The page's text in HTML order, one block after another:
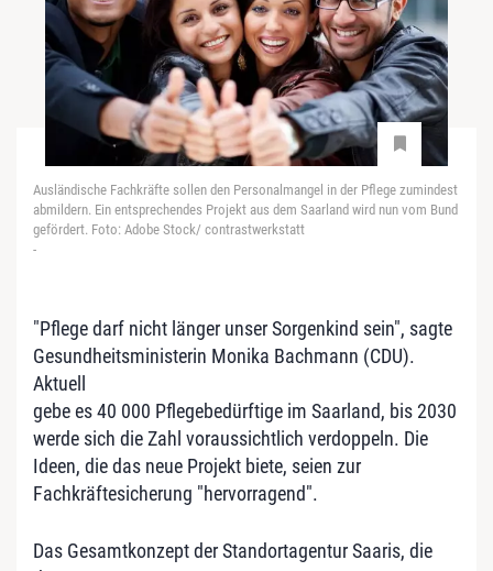
Ausländische Fachkräfte sollen den Personalmangel in der Pflege zumindest
abmildern. Ein entsprechendes Projekt aus dem Saarland wird nun vom Bund
gefördert. Foto: Adobe Stock/ contrastwerkstatt
-
"Pflege darf nicht länger unser Sorgenkind sein", sagte
Gesundheitsministerin Monika Bachmann (CDU).
Aktuell
gebe es 40 000 Pflegebedürftige im Saarland, bis 2030
werde sich die Zahl voraussichtlich verdoppeln. Die
Ideen, die das neue Projekt biete, seien zur
Fachkräftesicherung "hervorragend".
Das Gesamtkonzept der Standortagentur Saaris, die